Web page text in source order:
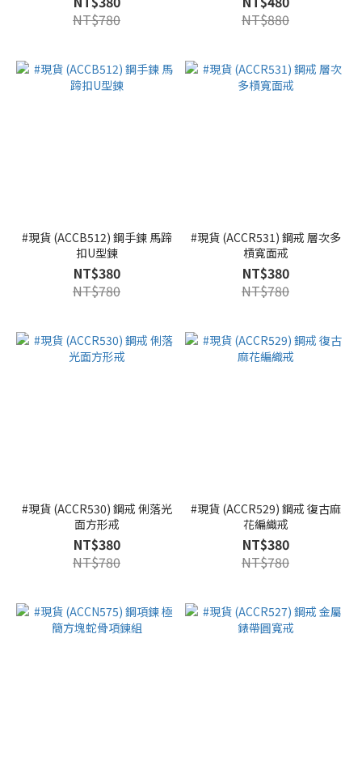
NT$780
NT$880
#現貨 (ACCB512) 鋼手鍊 馬蹄
扣U型鍊
NT$380
NT$780
#現貨 (ACCR531) 鋼戒 層次多
槓寬面戒
NT$380
NT$780
#現貨 (ACCR530) 鋼戒 俐落光
面方形戒
NT$380
NT$780
#現貨 (ACCR529) 鋼戒 復古麻
花編織戒
NT$380
NT$780